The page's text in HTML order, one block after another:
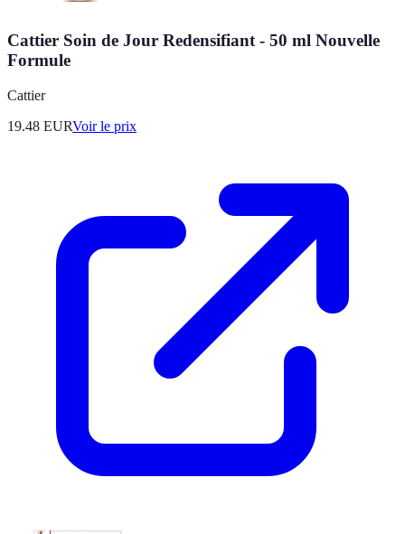
Cattier Soin de Jour Redensifiant - 50 ml Nouvelle
Formule
Cattier
19.48 EURVoir le prix